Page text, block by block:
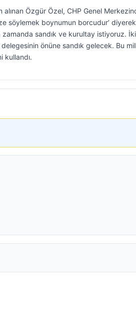
alınan Özgür Özel, CHP Genel
söylemek boynumun borcudur’ diyerek
zamanda sandık ve kurultay istiyoruz.
önüne sandık gelecek. Bu
kullandı.